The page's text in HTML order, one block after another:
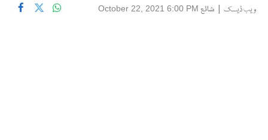
ویب ڈیسک | شائع October 22, 2021 6:00 PM